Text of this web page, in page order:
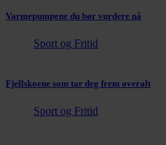
Varmepumpene du bør vurdere nå
Sport og Fritid
Fjellskoene som tar deg frem overalt
Sport og Fritid